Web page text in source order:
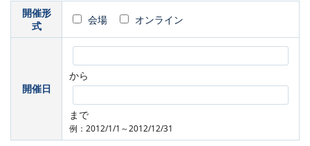
開催形
式
会場 オンライン
開催日
から
まで
例：2012/1/1～2012/12/31